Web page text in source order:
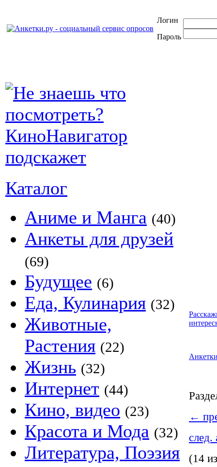
Логин
Пароль
Каталог
Аниме и Манга (40)
Анкеты для друзей
(69)
Будущее (6)
Еда, Кулинария (32)
Животные,
Растения (22)
Жизнь (32)
Интернет (44)
Кино, видео (23)
Красота и Мода (32)
Литература, Поэзия
←
след.
(14